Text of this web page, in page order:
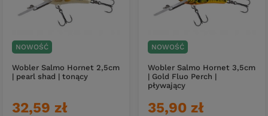
NOWOŚĆ
Wobler Salmo Hornet 2,5cm
| pearl shad | tonący
32,59 zł
NOWOŚĆ
Wobler Salmo Hornet 3,5cm
| Gold Fluo Perch |
pływający
35,90 zł